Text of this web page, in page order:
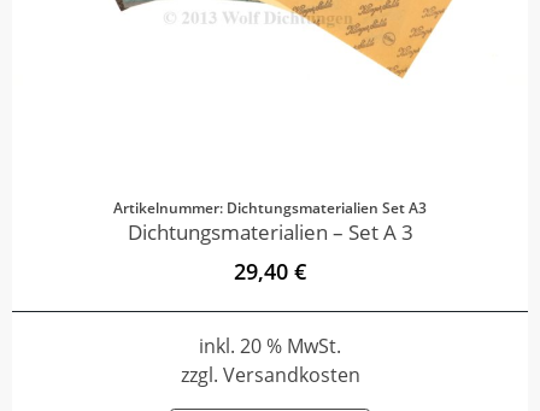
Artikelnummer: Dichtungsmaterialien Set A3
Dichtungsmaterialien – Set A 3
29,40 €
inkl. 20 % MwSt.
zzgl. Versandkosten